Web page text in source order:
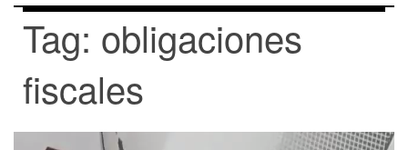
Tag: obligaciones
fiscales